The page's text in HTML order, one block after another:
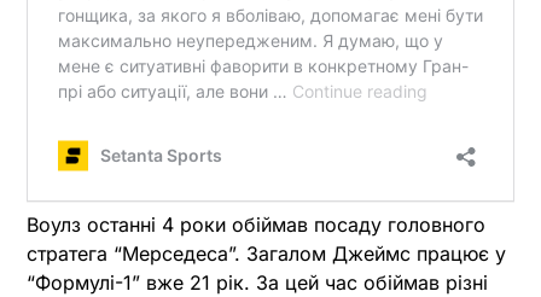
Воулз останні 4 роки обіймав посаду головного
стратега “Мерседеса”. Загалом Джеймс працює у
“Формулі-1” вже 21 рік. За цей час обіймав різні